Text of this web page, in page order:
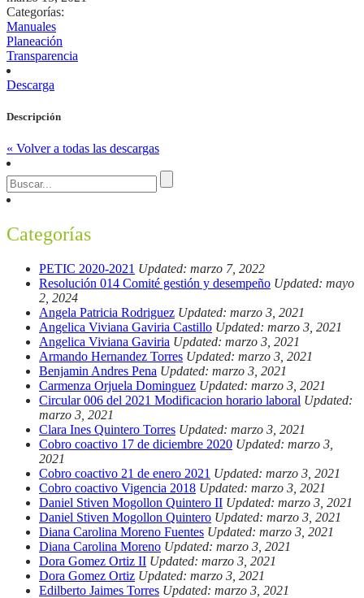
Categorías:
Manuales
Planeación
Transparencia
Descarga
Descripción
« Volver a todas las descargas
Categorías
PETIC 2020-2021 Updated: marzo 7, 2022
Resolución 014 Comité gestión y desempeño Updated: mayo
2, 2024
Angela Patricia Rodriguez Updated: marzo 3, 2021
Angelica Viviana Gaviria Castillo Updated: marzo 3, 2021
Angelica Viviana Gaviria Updated: marzo 3, 2021
Armando Hernandez Torres Updated: marzo 3, 2021
Benjamin Andres Pena Updated: marzo 3, 2021
Carmenza Orjuela Dominguez Updated: marzo 3, 2021
Circular 006 del 2021 Modificacion horario laboral Updated:
marzo 3, 2021
Clara Ines Quintero Torres Updated: marzo 3, 2021
Cobro coactivo 17 de diciembre 2020 Updated: marzo 3,
2021
Cobro coactivo 21 de enero 2021 Updated: marzo 3, 2021
Cobro coactivo Vigencia 2018 Updated: marzo 3, 2021
Daniel Stiven Mogollon Quintero II Updated: marzo 3, 2021
Daniel Stiven Mogollon Quintero Updated: marzo 3, 2021
Diana Carolina Moreno Fuentes Updated: marzo 3, 2021
Diana Carolina Moreno Updated: marzo 3, 2021
Dora Gomez Ortiz II Updated: marzo 3, 2021
Dora Gomez Ortiz Updated: marzo 3, 2021
Edilberto Jaimes Torres Updated: marzo 3, 2021